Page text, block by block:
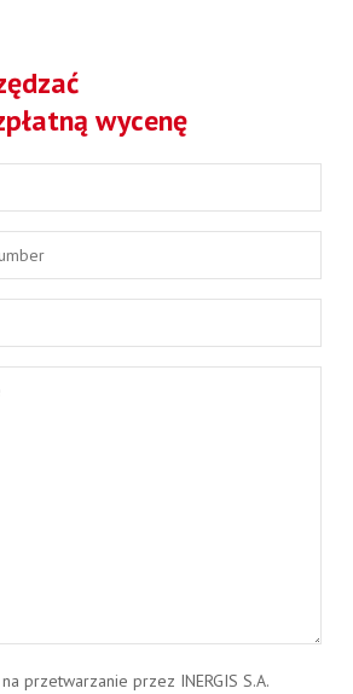
wycenę
przetwarzanie przez INERGIS S.A.